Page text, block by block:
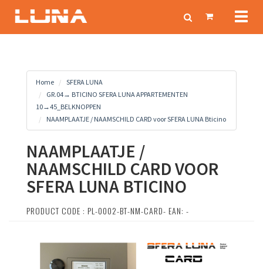
Home
SFERA LUNA
GR.04→ BTICINO SFERA LUNA APPARTEMENTEN
10→45_BELKNOPPEN
NAAMPLAATJE / NAAMSCHILD CARD voor SFERA LUNA Bticino
NAAMPLAATJE /
NAAMSCHILD CARD VOOR
SFERA LUNA BTICINO
PRODUCT CODE : PL-0002-BT-NM-CARD- EAN: -